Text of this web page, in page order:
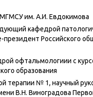
им. А.И. Евдокимова
кафедрой
Российского
офтальмологиии с
образования
терапии № 1, научный
В.Н. Виноградова